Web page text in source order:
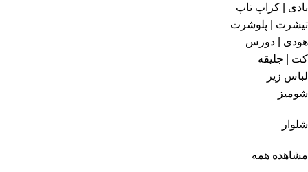
بادی | کراپ تاپ
تیشرت | پلوشرت
هودی | دورس
کت | جلیقه
لباس زیر
شومیز
شلوار
مشاهده همه